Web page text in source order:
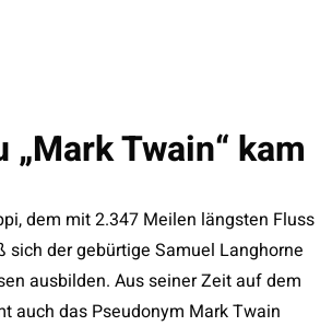
„Mark Twain“ kam
dem mit 2.347 Meilen längsten Fluss
sich der gebürtige Samuel Langhorne
ausbilden. Aus seiner Zeit auf dem
auch das Pseudonym Mark Twain